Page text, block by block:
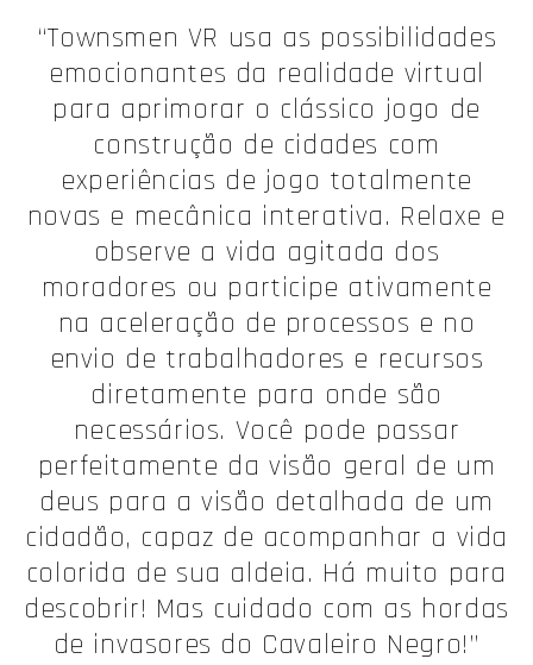
“Townsmen VR usa as possibilidades
emocionantes da realidade virtual
para aprimorar o clássico jogo de
construção de cidades com
experiências de jogo totalmente
novas e mecânica interativa. Relaxe e
observe a vida agitada dos
moradores ou participe ativamente
na aceleração de processos e no
envio de trabalhadores e recursos
diretamente para onde são
necessários. Você pode passar
perfeitamente da visão geral de um
deus para a visão detalhada de um
cidadão, capaz de acompanhar a vida
colorida de sua aldeia. Há muito para
descobrir! Mas cuidado com as hordas
de invasores do Cavaleiro Negro!”